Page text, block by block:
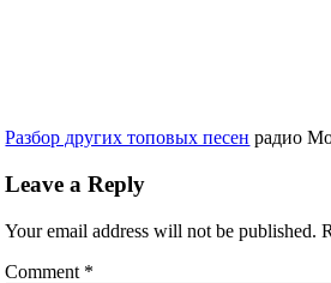
Разбор других топовых песен радио
Leave a Reply
Your email address will not be published.
Comment *